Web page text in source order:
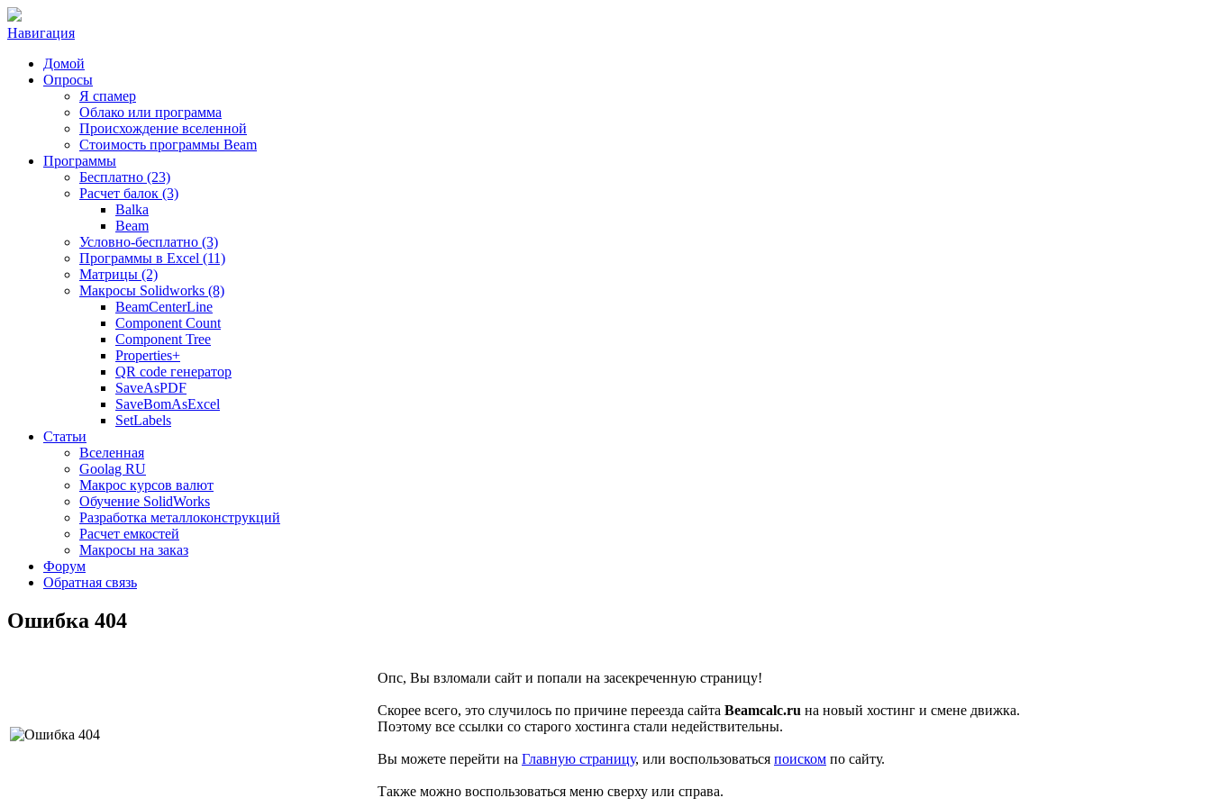
Навигация
Домой
Опросы
Я спамер
Облако или программа
Происхождение вселенной
Стоимость программы Beam
Программы
Бесплатно (23)
Расчет балок (3)
Balka
Beam
Условно-бесплатно (3)
Программы в Excel (11)
Матрицы (2)
Макросы Solidworks (8)
BeamCenterLine
Component Count
Component Tree
Properties+
QR code генератор
SaveAsPDF
SaveBomAsExcel
SetLabels
Статьи
Вселенная
Goolag RU
Макрос курсов валют
Обучение SolidWorks
Разработка металлоконструкций
Расчет емкостей
Макросы на заказ
Форум
Обратная связь
Ошибка 404
Опс, Вы взломали сайт и попали на засекреченную страницу!
Скорее всего, это случилось по причине переезда сайта Beamcalc.ru на новый хостинг и смене движка.
Поэтому все ссылки со старого хостинга стали недействительны.
Вы можете перейти на Главную страницу, или воспользоваться поиском по сайту.
Также можно воспользоваться меню сверху или справа.